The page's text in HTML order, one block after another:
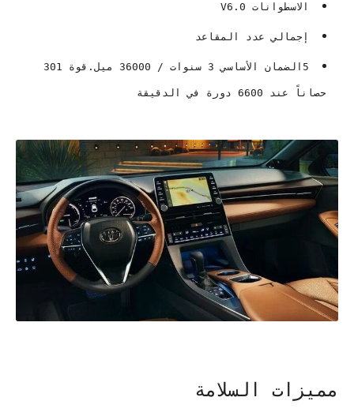
الاسطوانات V6.0
إجمالي عدد المقاعد
5الضمان الأساسي 3 سنوات / 36000 ميل.قوة 301
حصاناً عند 6600 دورة في الدقيقة
مميزات السلامة